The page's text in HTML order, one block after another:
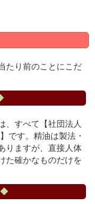
たり前のことにこだ
、すべて【社団法人
です。精油は製法・
りますが、直接人体
た確かなものだけを
◆